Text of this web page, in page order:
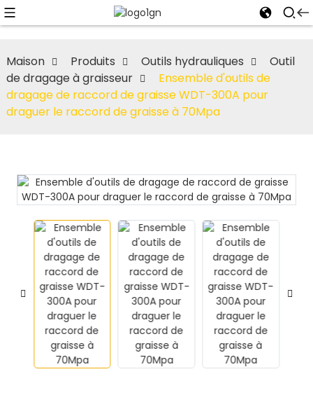
Maison Produits Outils hydrauliques
Outil
de dragage à graisseur
Ensemble d'outils de
dragage de raccord de graisse WDT-300A pour
draguer le raccord de graisse à 70Mpa